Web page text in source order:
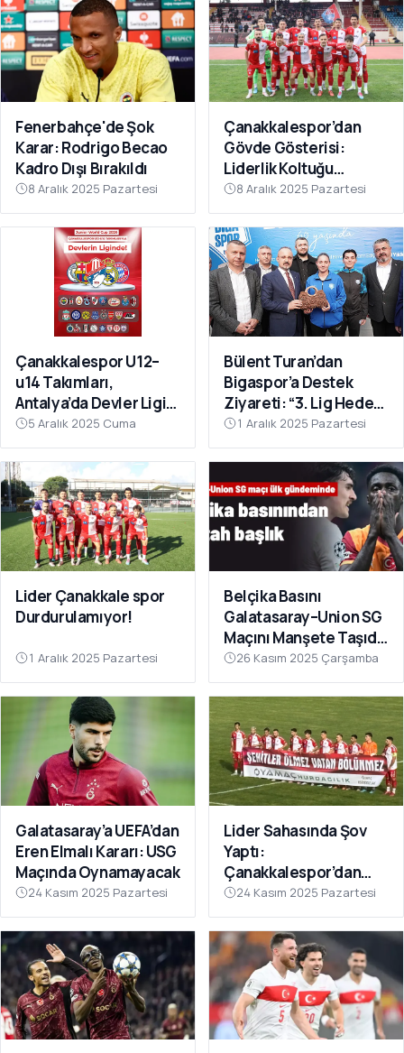
Fenerbahçe'de Şok
Karar: Rodrigo Becao
Kadro Dışı Bırakıldı
8 Aralık 2025 Pazartesi
Çanakkalespor’dan
Gövde Gösterisi:
Liderlik Koltuğu
Bırakılmıyor!
8 Aralık 2025 Pazartesi
Çanakkalespor U12–
u14 Takımları,
Antalya’da Devler Ligi
Sahnesinde!
5 Aralık 2025 Cuma
Bülent Turan’dan
Bigaspor’a Destek
Ziyareti: “3. Lig Hedefi
Çok Yakın”
1 Aralık 2025 Pazartesi
Lider Çanakkale spor
Durdurulamıyor!
1 Aralık 2025 Pazartesi
Belçika Basını
Galatasaray–Union SG
Maçını Manşete Taşıdı:
“50 Bin Türk’ü
Susturdular”
26 Kasım 2025 Çarşamba
Galatasaray’a UEFA’dan
Eren Elmalı Kararı: USG
Maçında Oynamayacak
24 Kasım 2025 Pazartesi
Lider Sahasında Şov
Yaptı:
Çanakkalespor’dan
Farklı Galibiyet
24 Kasım 2025 Pazartesi